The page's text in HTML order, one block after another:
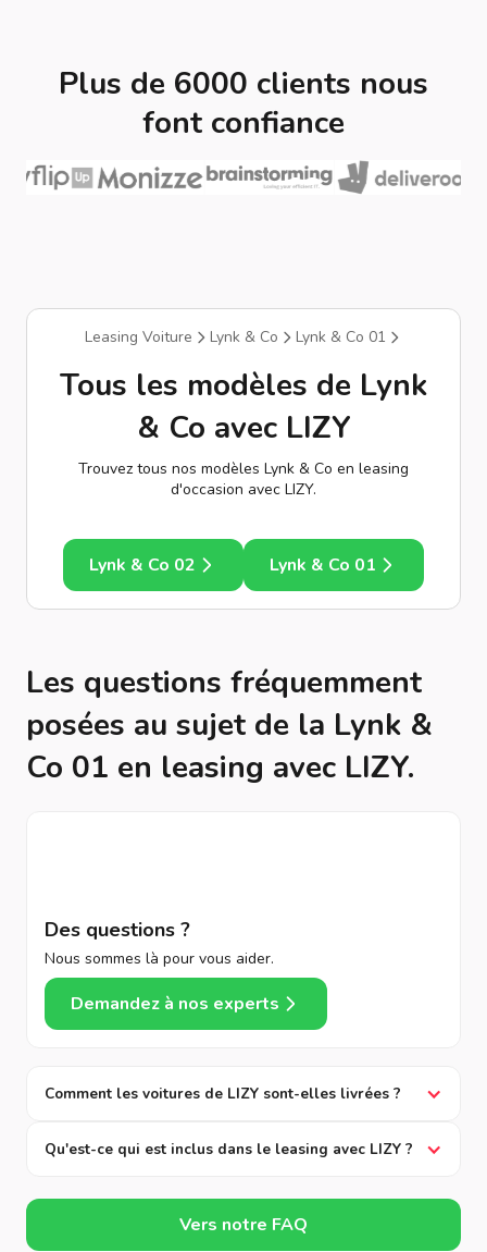
Plus de 6000 clients nous
font confiance
Leasing Voiture Lynk & Co Lynk & Co 01
Tous les modèles de Lynk
& Co avec LIZY
Trouvez tous nos modèles Lynk & Co en leasing
d'occasion avec LIZY.
Lynk & Co 02 Lynk & Co 01
Les questions fréquemment
posées au sujet de la Lynk &
Co 01 en leasing avec LIZY.
Des questions ?
Nous sommes là pour vous aider.
Demandez à nos experts
Comment les voitures de LIZY sont-elles livrées ?
Qu'est-ce qui est inclus dans le leasing avec LIZY ?
Vers notre FAQ